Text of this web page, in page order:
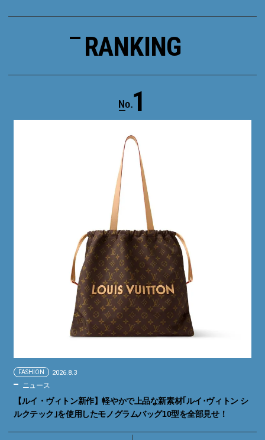
RANKING
1
FASHION 2026.8.3
ニュース
【ルイ・ヴィトン新作】軽やかで上品な新素材｢ルイ･ヴィトン シ
ルクテック｣を使用したモノグラムバッグ10型を全部見せ！